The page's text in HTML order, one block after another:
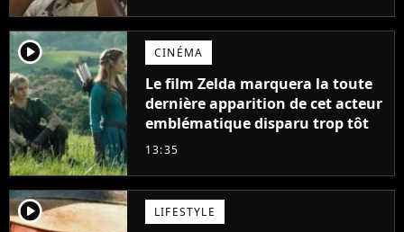
player2 CINÉMA
Le film Zelda marquera la toute
dernière apparition de cet acteur
emblématique disparu trop tôt
13:35
player2 LIFESTYLE